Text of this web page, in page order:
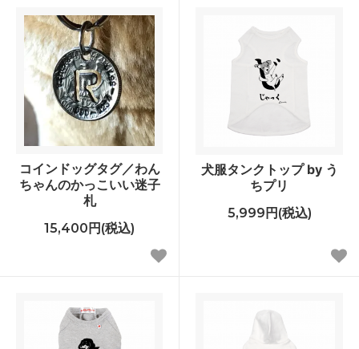
コインドッグタグ／わん
ちゃんのかっこいい迷子
札
15,400円(税込)
犬服タンクトップ by う
ちプリ
5,999円(税込)